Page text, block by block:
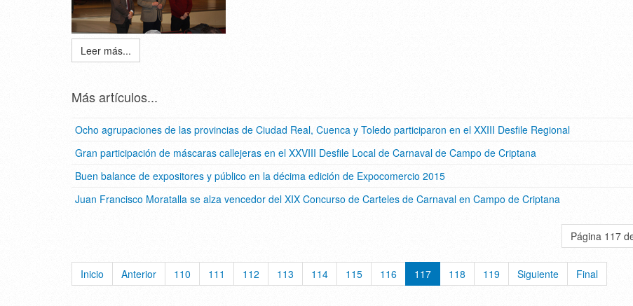
Leer más...
Más artículos...
Ocho agrupaciones de las provincias de Ciudad Real, Cuenca y Toledo participaron en el XXIII Desfile Regional
Gran participación de máscaras callejeras en el XXVIII Desfile Local de Carnaval de Campo de Criptana
Buen balance de expositores y público en la décima edición de Expocomercio 2015
Juan Francisco Moratalla se alza vencedor del XIX Concurso de Carteles de Carnaval en Campo de Criptana
Página 117
Inicio Anterior 110 111 112 113 114 115 116 117 118 119 Siguiente Final